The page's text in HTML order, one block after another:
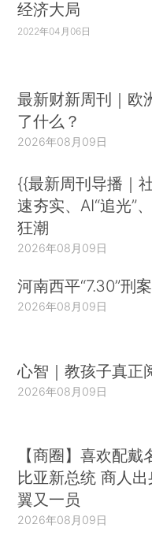
经济大局
2022年04月06日
最新财新周刊｜欧
了什么？
2026年08月09日
{{最新周刊导播｜
速夯实、AI“追光”
狂潮
2026年08月09日
河南西平“7.30”刑
2026年08月09日
心智｜教孩子真正
2026年08月09日
【商圈】喜欢配戴
比亚新总统 商人
翼又一员
2026年08月09日